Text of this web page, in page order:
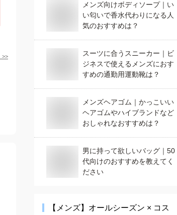
>>
メンズ向けボディソープ｜い
い匂いで香水代わりになる人
気のおすすめは？
スーツに合うスニーカー｜ビ
ジネスで使えるメンズにおす
すめの通勤用運動靴は？
メンズヘアゴム｜かっこいい
ヘアゴムやハイブランドなど
おしゃれなおすすめは？
男に持って欲しいバッグ｜50
代向けのおすすめを教えてく
ださい
【メンズ】 オールシーズン × コス